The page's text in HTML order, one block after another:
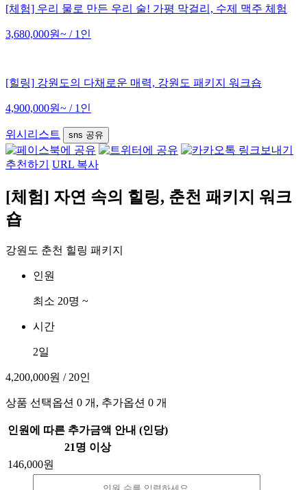
[체험] 우리 물로 만든 우리 술! 가평 막걸리, 수제 맥주 체험
3,680,000원~ / 1인
[힐링] 강원도의 다채로운 매력, 강원도 패키지 워크숍
4,900,000원~ / 1인
위시리스트 sns 공유
추천하기 URL 복사
[체험] 자연 속의 힐링, 춘천 패키지 워크
숍
강원도 춘천 힐링 패키지
인원
최소 20명 ~
시간
2일
4,200,000원 / 20인
상품 선택옵션 0 개, 추가옵션 0 개
인원에 따른 추가금액 안내 (인당)
21명 이상
146,000원